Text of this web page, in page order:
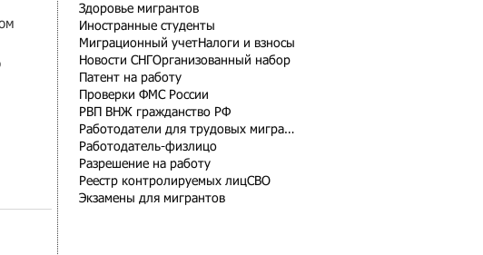
Здоровье мигрантов
Иностранные студенты
Миграционный учетНалоги и взносы
Новости СНГ Организованный набор
Патент на работу
Проверки ФМС России
РВП ВНЖ гражданство РФ
Работодатели для трудовых мигрантов
Работодатель-физлицо
Разрешение на работу
Реестр контролируемых лицСВО
Экзамены для мигрантов